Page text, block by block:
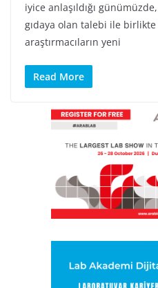
iyice anlaşıldığı
gıdaya olan talebi ile
araştırmacıların yeni
Read More